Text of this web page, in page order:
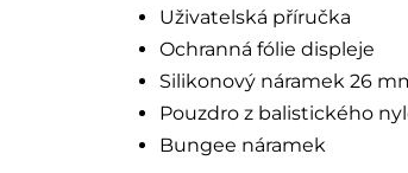
Uživatelská příručka
Ochranná fólie displeje
Silikonový náramek 26
Pouzdro z balistického
Bungee náramek